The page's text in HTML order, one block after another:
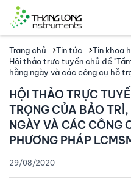
Trang chủ Tin tức
Tin khoa
Hội thảo trực tuyến chủ đề
hằng ngày và các công cụ hỗ
HỘI THẢO TRỰC
TRỌNG CỦA BẢO
NGÀY VÀ CÁC CÔNG
PHƯƠNG PHÁP
29/08/2020